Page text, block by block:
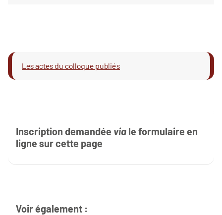
Les actes du colloque publiés
Inscription demandée via le formulaire en
ligne sur cette page
Voir également :